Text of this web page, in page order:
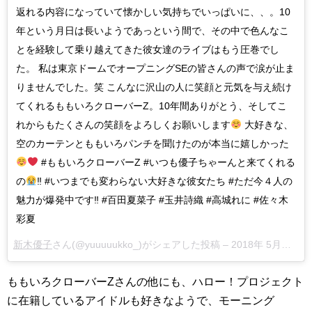
返れる内容になっていて懐かしい気持ちでいっぱいに、、。10
年という月日は長いようであっという間で、その中で色んなこ
とを経験して乗り越えてきた彼女達のライブはもう圧巻でし
た。 私は東京ドームでオープニングSEの皆さんの声で涙が止ま
りませんでした。笑 こんなに沢山の人に笑顔と元気を与え続け
てくれるももいろクローバーZ。10年間ありがとう、そしてこ
れからもたくさんの笑顔をよろしくお願いします
大好きな、
空のカーテンとももいろパンチを聞けたのが本当に嬉しかった
#ももいろクローバーZ #いつも優子ちゃーんと来てくれる
の
‼︎ #いつまでも変わらない大好きな彼女たち #ただ今４人の
魅力が爆発中です‼︎ #百田夏菜子 #玉井詩織 #高城れに #佐々木
彩夏
新木優子さん(@yuuuuukko_)がシェアした投稿 – 2018年 5月月24日午前6時47分PDT
ももいろクローバーZさんの他にも、ハロー！プロジェクト
に在籍しているアイドルも好きなようで、モーニング